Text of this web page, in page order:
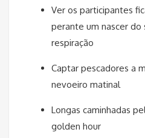
Ver os participantes
perante um nascer do
respiração
Captar pescadores a
nevoeiro matinal
Longas caminhadas
golden hour